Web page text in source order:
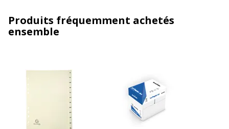
Produits fréquemment achetés
ensemble